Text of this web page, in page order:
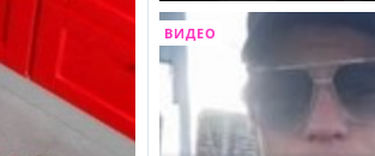
ВИДЕО